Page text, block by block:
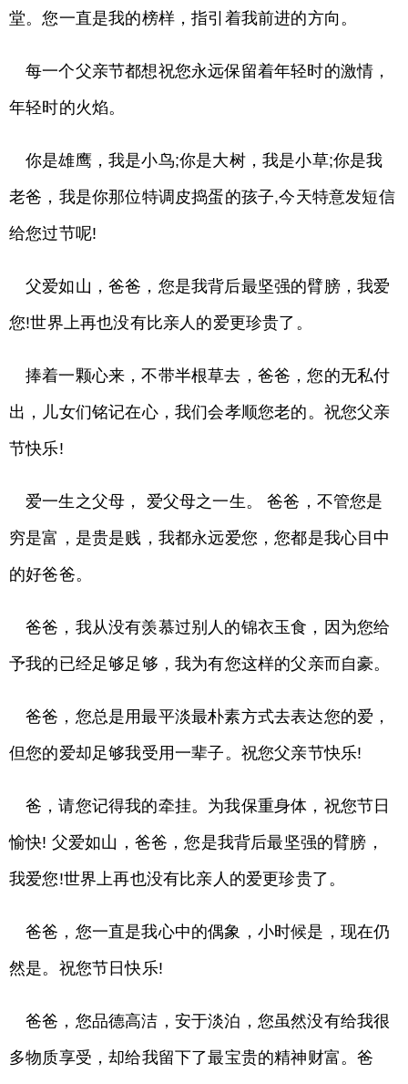
堂。您一直是我的榜样，指引着我前进的方向。
每一个父亲节都想祝您永远保留着年轻时的激情，
年轻时的火焰。
你是雄鹰，我是小鸟;你是大树，我是小草;你是我
老爸，我是你那位特调皮捣蛋的孩子,今天特意发短信
给您过节呢!
父爱如山，爸爸，您是我背后最坚强的臂膀，我爱
您!世界上再也没有比亲人的爱更珍贵了。
捧着一颗心来，不带半根草去，爸爸，您的无私付
出，儿女们铭记在心，我们会孝顺您老的。祝您父亲
节快乐!
爱一生之父母， 爱父母之一生。 爸爸，不管您是
穷是富，是贵是贱，我都永远爱您，您都是我心目中
的好爸爸。
爸爸，我从没有羡慕过别人的锦衣玉食，因为您给
予我的已经足够足够，我为有您这样的父亲而自豪。
爸爸，您总是用最平淡最朴素方式去表达您的爱，
但您的爱却足够我受用一辈子。祝您父亲节快乐!
爸，请您记得我的牵挂。为我保重身体，祝您节日
愉快! 父爱如山，爸爸，您是我背后最坚强的臂膀，
我爱您!世界上再也没有比亲人的爱更珍贵了。
爸爸，您一直是我心中的偶象，小时候是，现在仍
然是。祝您节日快乐!
爸爸，您品德高洁，安于淡泊，您虽然没有给我很
多物质享受，却给我留下了最宝贵的精神财富。爸